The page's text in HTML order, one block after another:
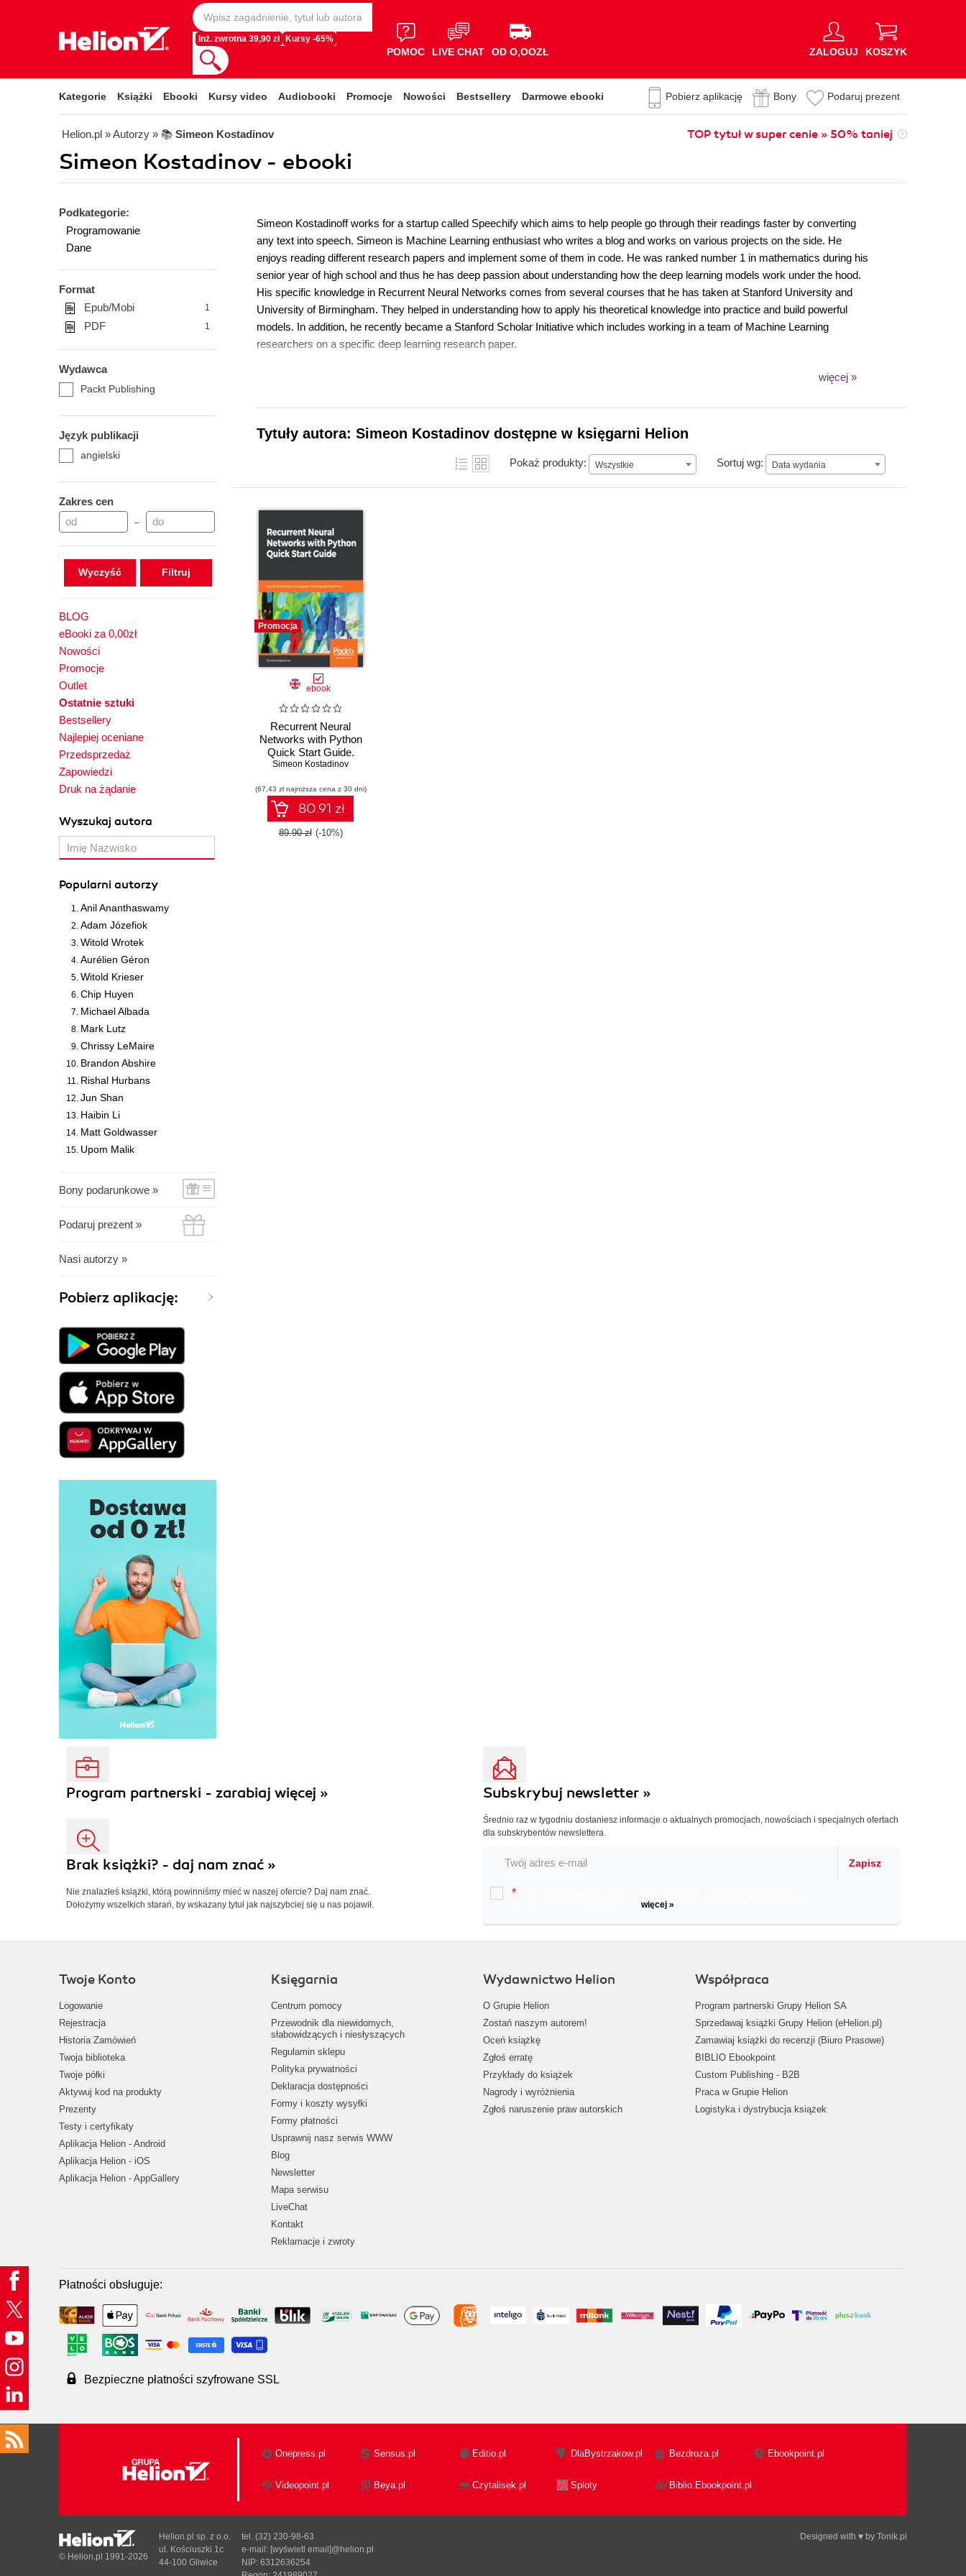
Inż. zwrotna 39,90 zł Kursy -65%
POMOC LIVE CHAT OD O,OOZŁ ZALOGUJ KOSZYK
Kategorie Książki Ebooki Kursy video Audiobooki Promocje Nowości Bestsellery Darmowe ebooki Pobierz aplikację Bony Podaruj prezent
Helion.pl » Autorzy » 📚 Simeon Kostadinov TOP tytuł w super cenie » 50% taniej
Simeon Kostadinov - ebooki
Podkategorie:
Programowanie
Dane
Format
Epub/Mobi
1
PDF 1
Wydawca
Packt Publishing
Język publikacji
angielski
Zakres cen
–
Wyczyść
BLOG
eBooki za 0,00zł
Nowości
Promocje
Outlet
Ostatnie sztuki
Bestsellery
Najlepiej oceniane
Przedsprzedaż
Zapowiedzi
Druk na żądanie
Wyszukaj autora
Popularni autorzy
Anil Ananthaswamy
Adam Józefiok
Witold Wrotek
Aurélien Géron
Witold Krieser
Chip Huyen
Michael Albada
Mark Lutz
Chrissy LeMaire
Brandon Abshire
Rishal Hurbans
Jun Shan
Haibin Li
Matt Goldwasser
Upom Malik
Bony podarunkowe »
Podaruj prezent »
Nasi autorzy »
Pobierz aplikację:
Simeon Kostadinoff works for a startup called Speechify which aims to help people go through their readings faster by converting
any text into speech. Simeon is Machine Learning enthusiast who writes a blog and works on various projects on the side. He
enjoys reading different research papers and implement some of them in code. He was ranked number 1 in mathematics during his
senior year of high school and thus he has deep passion about understanding how the deep learning models work under the hood.
His specific knowledge in Recurrent Neural Networks comes from several courses that he has taken at Stanford University and
University of Birmingham. They helped in understanding how to apply his theoretical knowledge into practice and build powerful
models. In addition, he recently became a Stanford Scholar Initiative which includes working in a team of Machine Learning
researchers on a specific deep learning research paper.
więcej »
Tytuły autora: Simeon Kostadinov dostępne w księgarni Helion
Pokaż produkty: Wszystkie Sortuj wg: Data wydania
Data wydania
Promocja
ebook
Recurrent Neural
Networks with Python
Quick Start Guide.
Sequential learning and
TensorFlow
Simeon Kostadinov
(67,43 zł najniższa cena z 30 dni)
80.91 zł
89.90 zł (-10%)
Program partnerski - zarabiaj więcej »
Brak książki? - daj nam znać »
Nie znalazłeś książki, którą powinniśmy mieć w naszej ofercie? Daj nam znać.
Dołożymy wszelkich starań, by wskazany tytuł jak najszybciej się u nas pojawił.
Subskrybuj newsletter »
Średnio raz w tygodniu dostaniesz informacje o aktualnych promocjach, nowościach i specjalnych ofertach
dla subskrybentów newslettera.
Zapisz
*
więcej »
Twoje Konto
Logowanie
Rejestracja
Historia Zamówień
Twoja biblioteka
Twoje półki
Aktywuj kod na produkty
Prezenty
Testy i certyfikaty
Aplikacja Helion - Android
Aplikacja Helion - iOS
Aplikacja Helion - AppGallery
Księgarnia
Centrum pomocy
Przewodnik dla niewidomych,
słabowidzących i niesłyszących
Regulamin sklepu
Polityka prywatności
Deklaracja dostępności
Formy i koszty wysyłki
Formy płatności
Usprawnij nasz serwis WWW
Blog
Newsletter
Mapa serwisu
LiveChat
Kontakt
Reklamacje i zwroty
Wydawnictwo Helion
O Grupie Helion
Zostań naszym autorem!
Oceń książkę
Zgłoś erratę
Przykłady do książek
Nagrody i wyróżnienia
Zgłoś naruszenie praw autorskich
Współpraca
Program partnerski Grupy Helion SA
Sprzedawaj książki Grupy Helion (eHelion.pl)
Zamawiaj książki do recenzji (Biuro Prasowe)
BIBLIO Ebookpoint
Custom Publishing - B2B
Praca w Grupie Helion
Logistyka i dystrybucja książek
Płatności obsługuje:
Bezpieczne płatności szyfrowane SSL
Onepress.pl Sensus.pl Editio.pl DlaBystrzakow.pl Bezdroza.pl Ebookpoint.pl
Videopoint.pl Beya.pl Czytalisek.pl Sploty Biblio.Ebookpoint.pl
Designed with ♥ by Tonik.pl
© Helion.pl 1991-2026
Helion.pl sp. z o.o.
ul. Kościuszki 1c
44-100 Gliwice
tel. (32) 230-98-63
e-mail: [wyświetl email]@helion.pl
NIP: 6312636254